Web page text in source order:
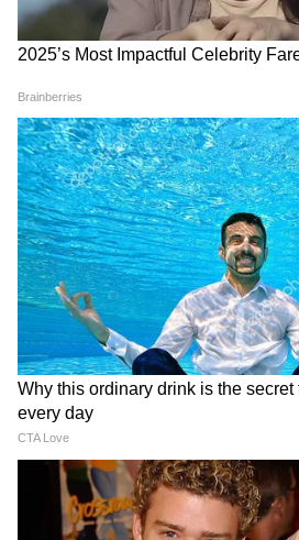
उपलब्ध हुआ, डिकोडिंग सटीकता
पता चलता है कि बड़े डेटासेट के
कम किया जा सकता है।
रिसर्च को मिलेगा बढ़ावा, कोड
आगे के रिसर्च को सपोर्ट करने के
है कि वह Brain2Qwerty v1
ट्रेनिंग कोड जारी कर रहा है। इसका
सेंटर ऑन कॉग्निशन, ब्रेन एंड
Brain2Qwerty v1 डेटासेट जारी
मेटा ने कहा कि यह काम
मॉडल विकसित करने और
निदान, उपचार और समझ में सुधार
न्यूरोसाइंस रिसर्च को आगे बढ़ाने के